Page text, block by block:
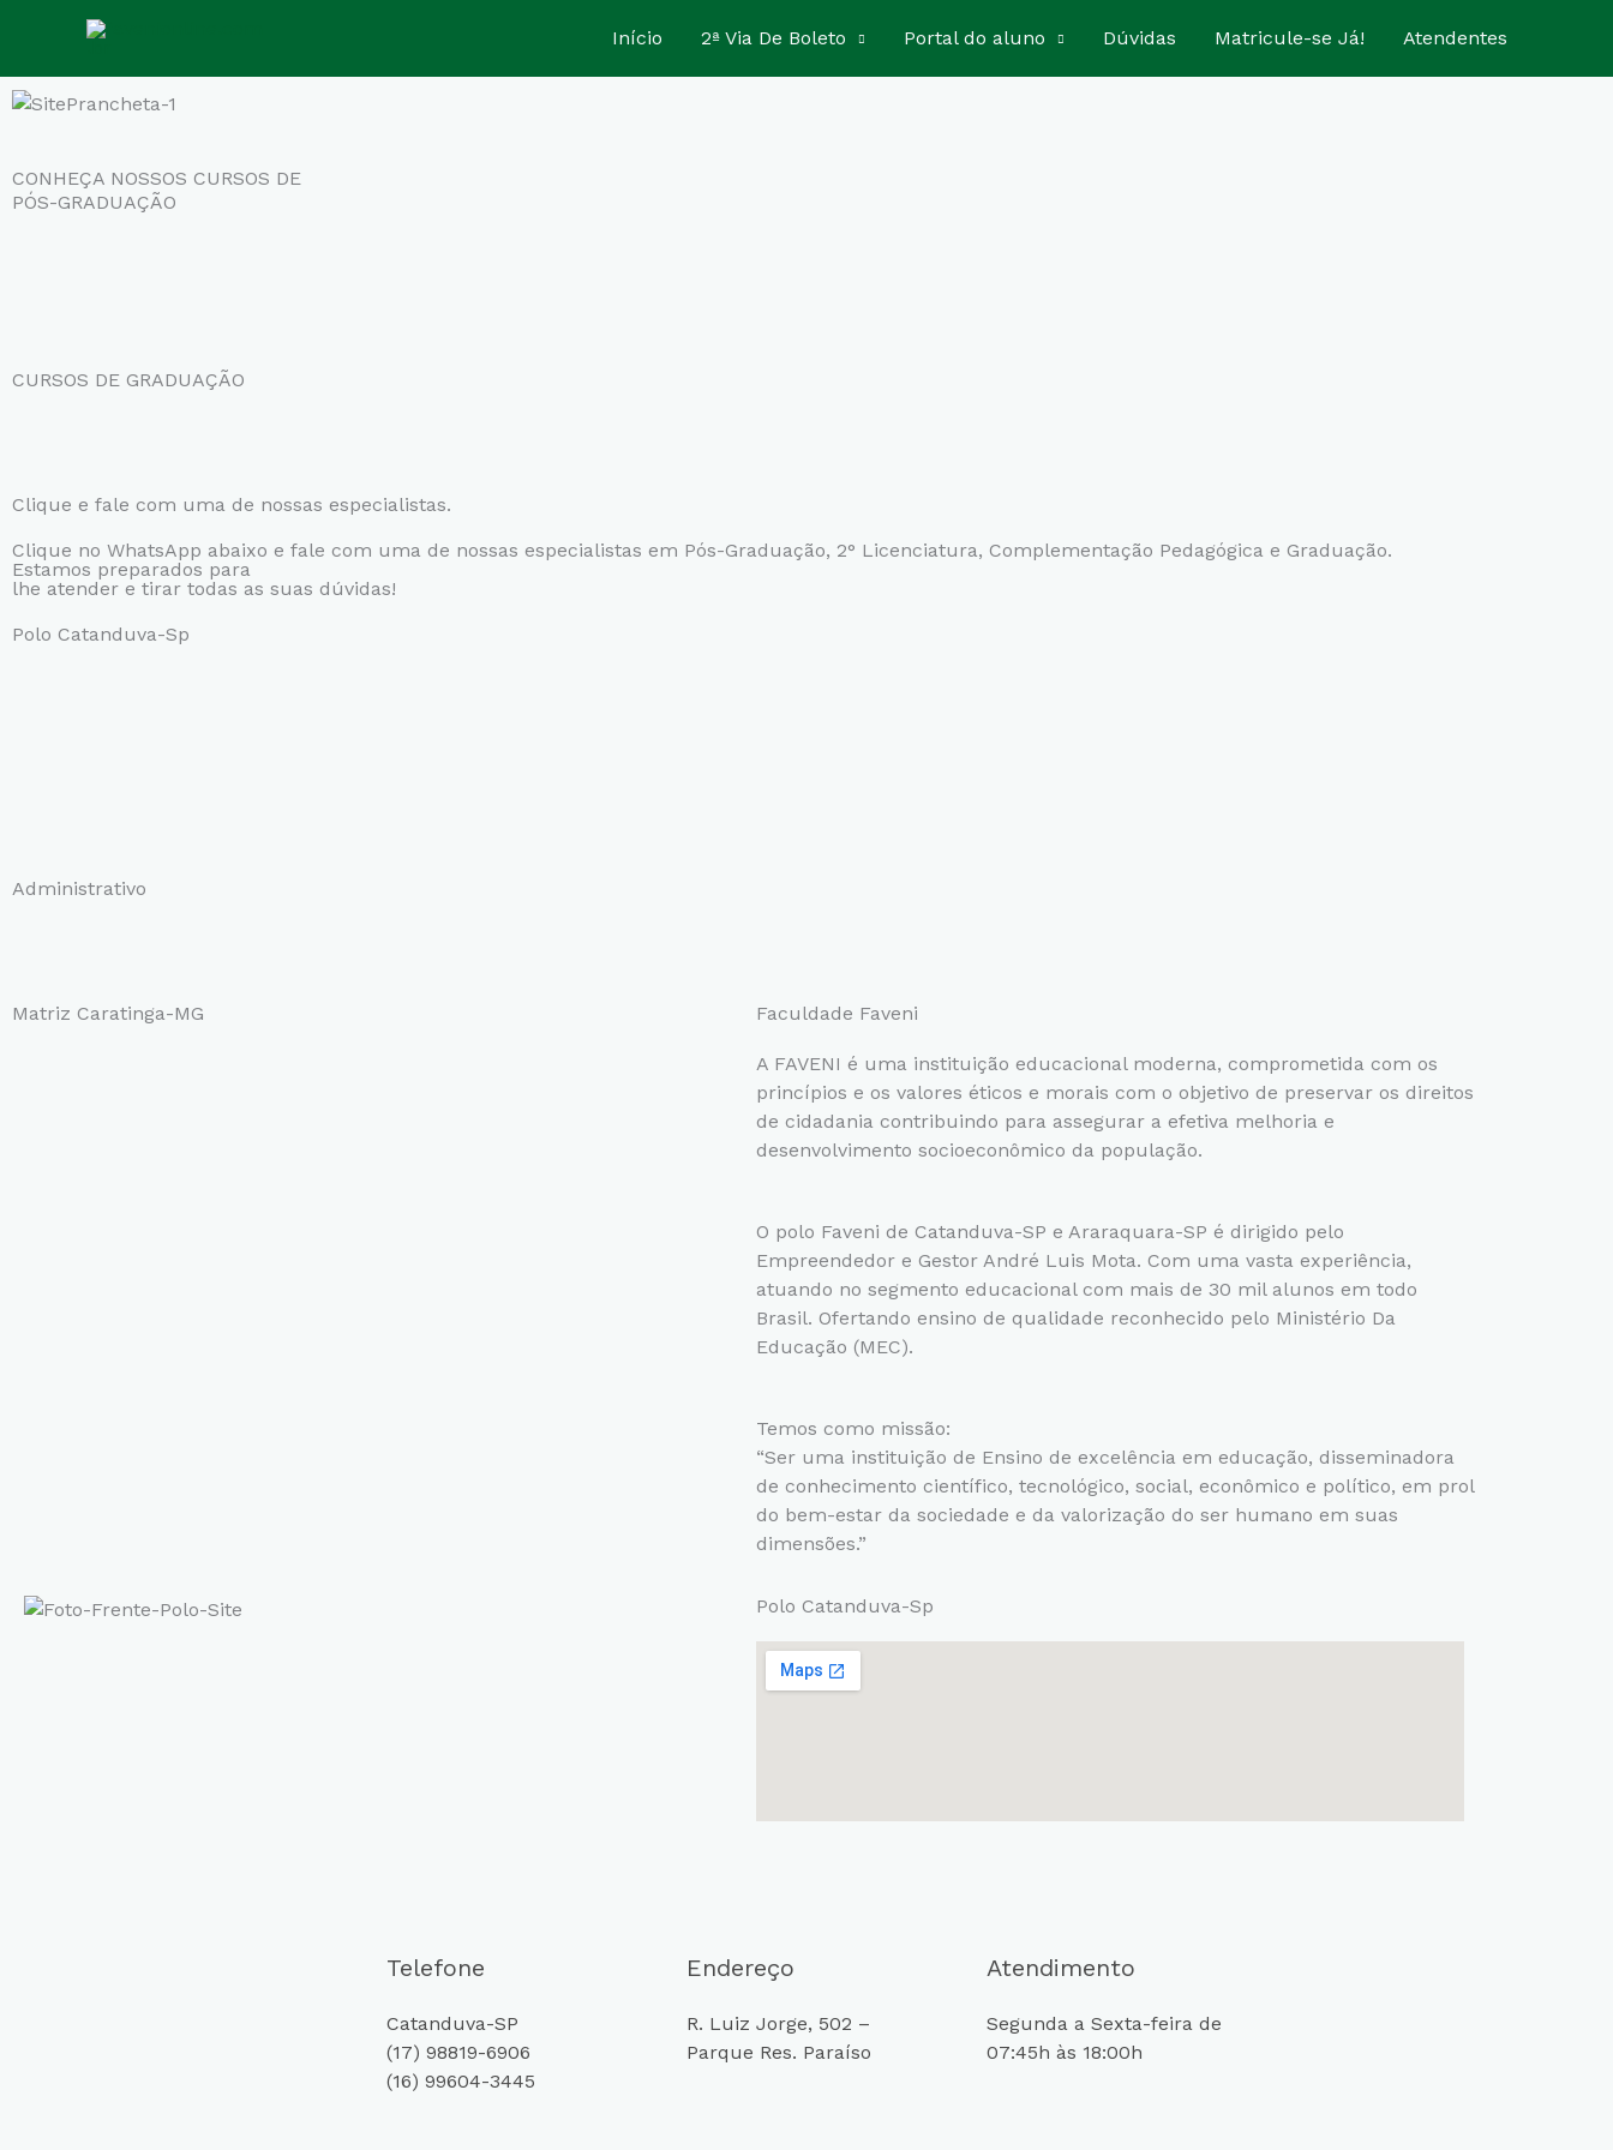
conteúdo
Início 2ª Via De Boleto Portal do aluno Dúvidas Matricule-se Já! Atendentes
CONHEÇA NOSSOS CURSOS DE
PÓS-GRADUAÇÃO
CURSOS DE GRADUAÇÃO
Clique e fale com uma de nossas especialistas.
Clique no WhatsApp abaixo e fale com uma de nossas especialistas em Pós-Graduação, 2° Licenciatura, Complementação Pedagógica e Graduação.
Estamos preparados para
lhe atender e tirar todas as suas dúvidas!
Polo Catanduva-Sp
Administrativo
Matriz Caratinga-MG Faculdade Faveni
A FAVENI é uma instituição educacional moderna, comprometida com os
princípios e os valores éticos e morais com o objetivo de preservar os direitos
de cidadania contribuindo para assegurar a efetiva melhoria e
desenvolvimento socioeconômico da população.
O polo Faveni de Catanduva-SP e Araraquara-SP é dirigido pelo
Empreendedor e Gestor André Luis Mota. Com uma vasta experiência,
atuando no segmento educacional com mais de 30 mil alunos em todo
Brasil. Ofertando ensino de qualidade reconhecido pelo Ministério Da
Educação (MEC).
Temos como missão:
“Ser uma instituição de Ensino de excelência em educação, disseminadora
de conhecimento científico, tecnológico, social, econômico e político, em prol
do bem-estar da sociedade e da valorização do ser humano em suas
dimensões.”
Polo Catanduva-Sp
Telefone
Catanduva-SP
(17) 98819-6906
(16) 99604-3445
Endereço
R. Luiz Jorge, 502 –
Parque Res. Paraíso
Atendimento
Segunda a Sexta-feira de
07:45h às 18:00h